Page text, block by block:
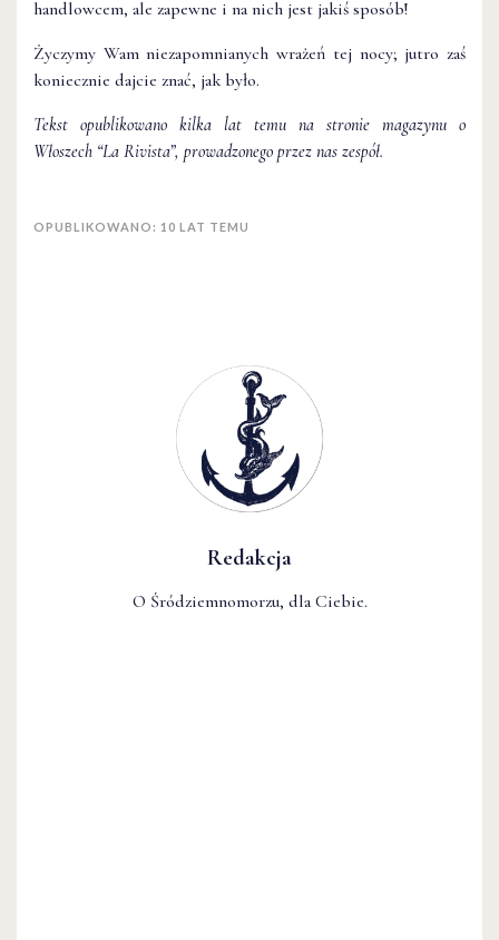
Redakcja
O Śródziemnomorzu, dla Ciebie.
handlowcem, ale zapewne i na nich jest jakiś sposób!
Życzymy Wam niezapomnianych wrażeń tej nocy; jutro zaś
koniecznie dajcie znać, jak było.
Tekst opublikowano kilka lat temu na stronie magazynu o
Włoszech “La Rivista”, prowadzonego przez nas zespół.
OPUBLIKOWANO: 10 LAT TEMU